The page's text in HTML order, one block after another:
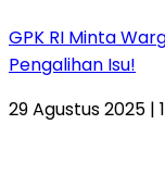
GPK RI Minta
Pengalihan Isu!
29 Agustus 2025 |